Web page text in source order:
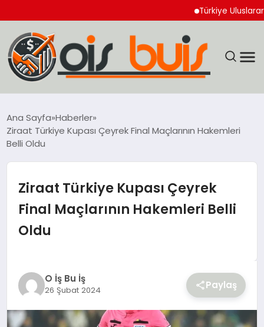
Türkiye Uluslararası
EKONOMİ
SPOR
Ana Sayfa Haberler
Ziraat Türkiye Kupası Çeyrek Final Maçlarının Hakemleri
Belli Oldu
Ziraat Türkiye Kupası Çeyrek
Final Maçlarının Hakemleri Belli
Oldu
O İş Bu İş
26 Şubat 2024 Paylaş